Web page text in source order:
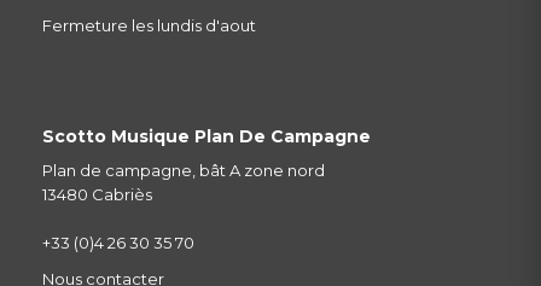
Fermeture les lundis d'aout
Scotto Musique Plan De Campagne
Plan de campagne, bât A zone nord
13480 Cabriès
+33 (0)4 26 30 35 70
Nous contacter